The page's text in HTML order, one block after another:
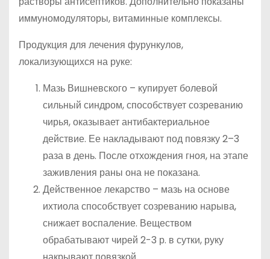
иммуномодуляторы, витаминные комплексы.
Продукция для лечения фурункулов,
локализующихся на руке:
Мазь Вишневского – купирует болевой
сильный синдром, способствует созреванию
чирья, оказывает антибактериальное
действие. Ее накладывают под повязку 2–3
раза в день. После отхождения гноя, на этапе
заживления раны она не показана.
Действенное лекарство – мазь на основе
ихтиола способствует созреванию нарыва,
снижает воспаление. Веществом
обрабатывают чирей 2-3 р. в сутки, руку